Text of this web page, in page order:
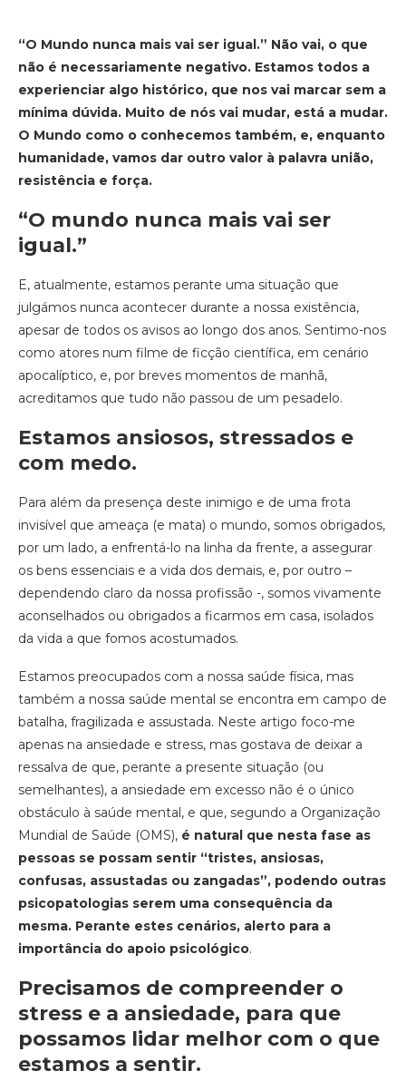
“O Mundo nunca mais vai ser igual.” Não vai, o que
não é necessariamente negativo. Estamos todos a
experienciar algo histórico, que nos vai marcar sem a
mínima dúvida. Muito de nós vai mudar, está a mudar.
O Mundo como o conhecemos também, e, enquanto
humanidade, vamos dar outro valor à palavra união,
resistência e força.
“O mundo nunca mais vai ser
igual.”
E, atualmente, estamos perante uma situação que
julgámos nunca acontecer durante a nossa existência,
apesar de todos os avisos ao longo dos anos. Sentimo-nos
como atores num filme de ficção científica, em cenário
apocalíptico, e, por breves momentos de manhã,
acreditamos que tudo não passou de um pesadelo.
Estamos ansiosos, stressados e
com medo.
Para além da presença deste inimigo e de uma frota
invisível que ameaça (e mata) o mundo, somos obrigados,
por um lado, a enfrentá-lo na linha da frente, a assegurar
os bens essenciais e a vida dos demais, e, por outro –
dependendo claro da nossa profissão -, somos vivamente
aconselhados ou obrigados a ficarmos em casa, isolados
da vida a que fomos acostumados.
Estamos preocupados com a nossa saúde física, mas
também a nossa saúde mental se encontra em campo de
batalha, fragilizada e assustada. Neste artigo foco-me
apenas na ansiedade e stress, mas gostava de deixar a
ressalva de que, perante a presente situação (ou
semelhantes), a ansiedade em excesso não é o único
obstáculo à saúde mental, e que, segundo a Organização
Mundial de Saúde (OMS), é natural que nesta fase as
pessoas se possam sentir “tristes, ansiosas,
confusas, assustadas ou zangadas”, podendo outras
psicopatologias serem uma consequência da
mesma. Perante estes cenários, alerto para a
importância do apoio psicológico.
Precisamos de compreender o
stress e a ansiedade, para que
possamos lidar melhor com o que
estamos a sentir.